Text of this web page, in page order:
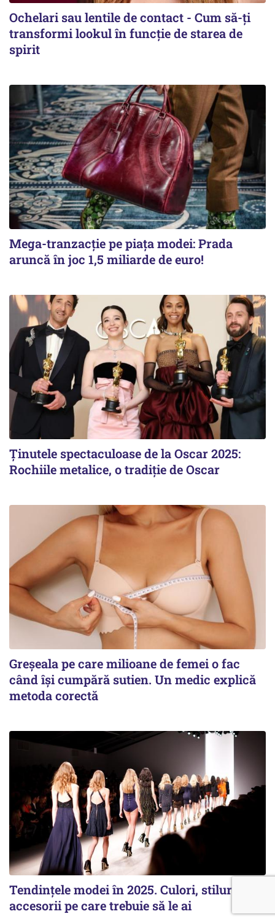
Ochelari sau lentile de contact - Cum să-ți
transformi lookul în funcție de starea de
spirit
Mega-tranzacție pe piața modei: Prada
aruncă în joc 1,5 miliarde de euro!
Ținutele spectaculoase de la Oscar 2025:
Rochiile metalice, o tradiție de Oscar
Greșeala pe care milioane de femei o fac
când își cumpără sutien. Un medic explică
metoda corectă
Tendințele modei în 2025. Culori, stiluri și
accesorii pe care trebuie să le ai